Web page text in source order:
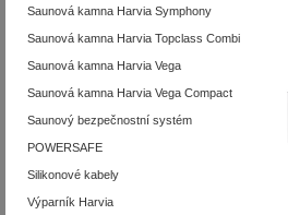
Saunová kamna Harvia Symphony
Saunová kamna Harvia Topclass Combi
Saunová kamna Harvia Vega
Saunová kamna Harvia Vega Compact
Saunový bezpečnostní systém
POWERSAFE
Silikonové kabely
Výparník Harvia